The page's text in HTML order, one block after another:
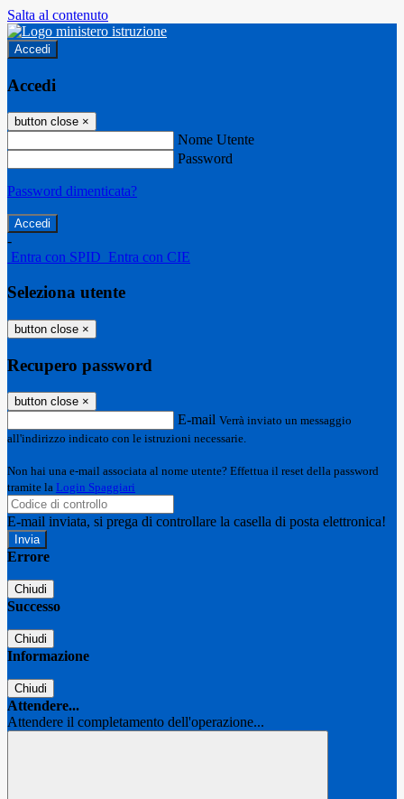
Salta al contenuto
Accedi
Accedi
button close ×
Nome Utente
Password
Password dimenticata?
-
Entra con SPID Entra con CIE
Seleziona utente
button close ×
Recupero password
button close ×
E-mail Verrà inviato un messaggio
all'indirizzo indicato con le istruzioni necessarie.
Non hai una e-mail associata al nome utente? Effettua il reset della password
tramite la Login Spaggiari
E-mail inviata, si prega di controllare la casella di posta elettronica!
Errore
Chiudi
Successo
Chiudi
Informazione
Chiudi
Attendere...
Attendere il completamento dell'operazione...